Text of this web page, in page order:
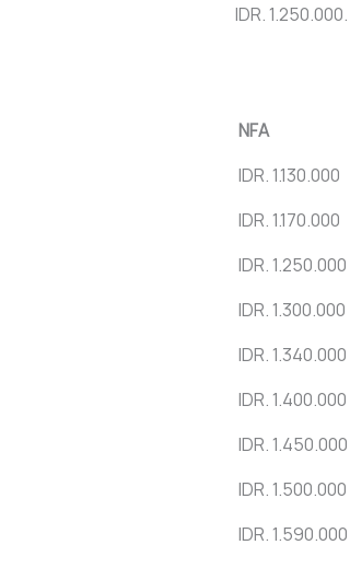
IDR. 1.250.000.
NFA
IDR. 1.130.000
IDR. 1.170.000
IDR. 1.250.000
IDR. 1.300.000
IDR. 1.340.000
IDR. 1.400.000
IDR. 1.450.000
IDR. 1.500.000
IDR. 1.590.000